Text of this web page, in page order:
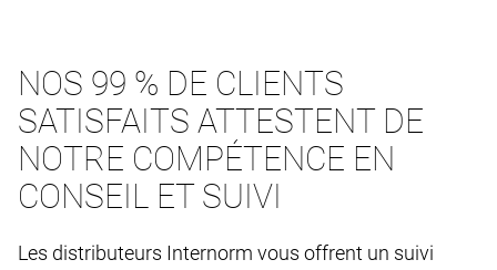
NOS 99 % DE CLIENTS
SATISFAITS ATTESTENT DE
NOTRE COMPÉTENCE EN
CONSEIL ET SUIVI
Les distributeurs Internorm vous offrent un suivi